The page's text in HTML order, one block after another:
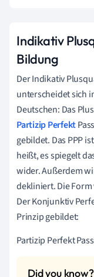
Indikativ
Bildung
Der Indikativ
unterscheidet sich
Deutschen: Das
Partizip Perfekt
gebildet. Das PPP
heißt, es spiegelt
wider. Außerdem
dekliniert. Die
Der Konjunktiv
Prinzip gebildet:
Partizip Perfekt